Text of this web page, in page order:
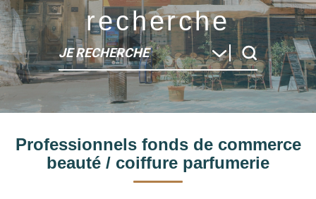
recherche
JE RECHERCHE
Type de bien
Localité
Professionnels fonds de commerce
beauté / coiffure parfumerie